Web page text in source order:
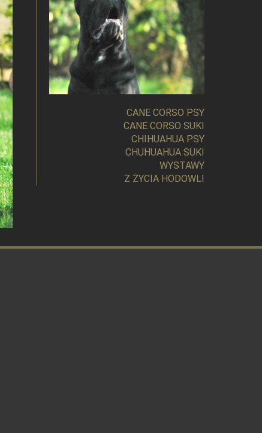
CANE CORSO PSY
CANE CORSO SUKI
CHIHUAHUA PSY
CHUHUAHUA SUKI
WYSTAWY
Z ŻYCIA HODOWLI